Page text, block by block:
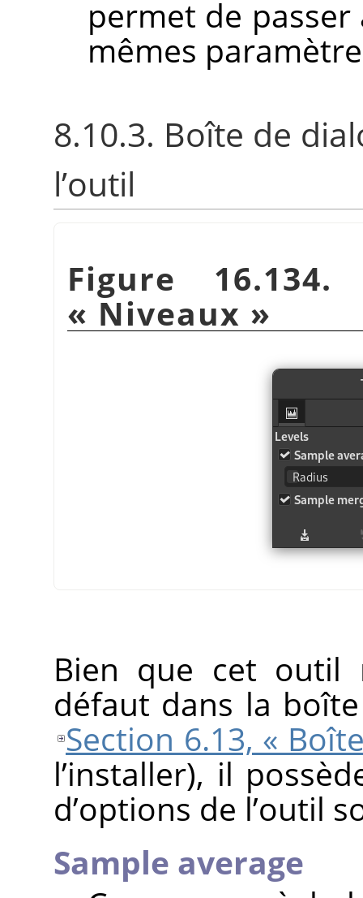
permet de passer
mêmes
8.10.3. Boîte de
l’outil
Figure
« Niveaux »
Bien que cet outil
défaut dans la
Section 6.13, «
l’installer), il
d’options de l’outil
Sample average